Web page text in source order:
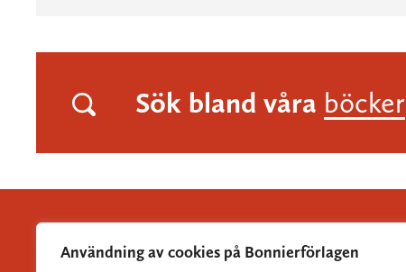
Användning av cookies på Bonnierförlagen
Sök bland våra böcker